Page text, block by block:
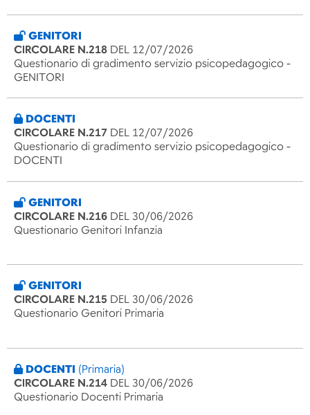
GENITORI
CIRCOLARE N.218 DEL 12/07/2026
Questionario di gradimento servizio psicopedagogico -
GENITORI
DOCENTI
CIRCOLARE N.217 DEL 12/07/2026
Questionario di gradimento servizio psicopedagogico -
DOCENTI
GENITORI
CIRCOLARE N.216 DEL 30/06/2026
Questionario Genitori Infanzia
GENITORI
CIRCOLARE N.215 DEL 30/06/2026
Questionario Genitori Primaria
DOCENTI (Primaria)
CIRCOLARE N.214 DEL 30/06/2026
Questionario Docenti Primaria